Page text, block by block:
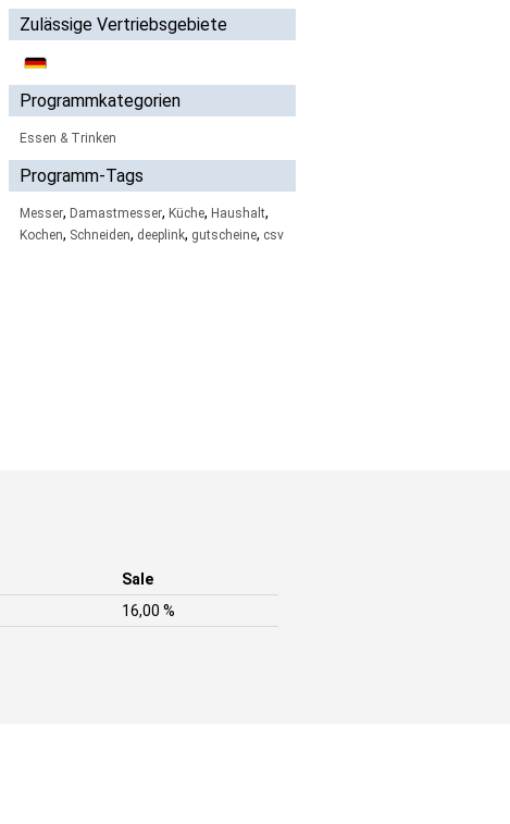
Zulässige Vertriebsgebiete
Programmkategorien
Essen & Trinken
Programm-Tags
Messer, Damastmesser, Küche, Haushalt,
Kochen, Schneiden, deeplink, gutscheine, csv
Sale
16,00 %